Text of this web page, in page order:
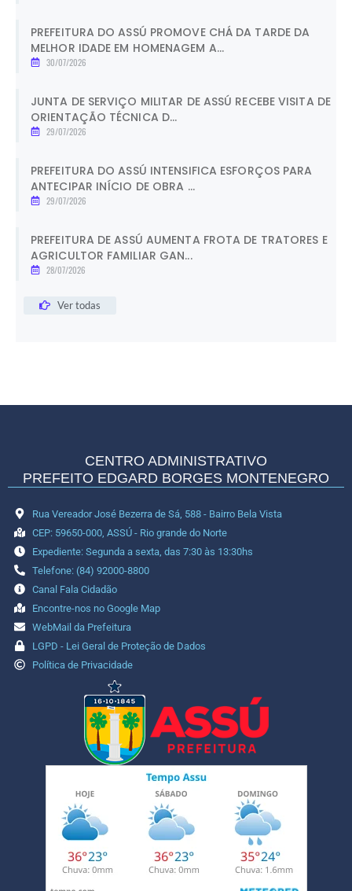
PREFEITURA DO ASSÚ PROMOVE CHÁ DA TARDE DA
MELHOR IDADE EM HOMENAGEM A...
30/07/2026
JUNTA DE SERVIÇO MILITAR DE ASSÚ RECEBE VISITA DE
ORIENTAÇÃO TÉCNICA D...
29/07/2026
PREFEITURA DO ASSÚ INTENSIFICA ESFORÇOS PARA
ANTECIPAR INÍCIO DE OBRA ...
29/07/2026
PREFEITURA DE ASSÚ AUMENTA FROTA DE TRATORES E
AGRICULTOR FAMILIAR GAN...
28/07/2026
Ver todas
CENTRO ADMINISTRATIVO
PREFEITO EDGARD BORGES MONTENEGRO
Rua Vereador José Bezerra de Sá, 588 - Bairro Bela Vista
CEP: 59650-000, ASSÚ - Rio grande do Norte
Expediente: Segunda a sexta, das 7:30 às 13:30hs
Telefone: (84) 92000-8800
Canal Fala Cidadão
Encontre-nos no Google Map
WebMail da Prefeitura
LGPD - Lei Geral de Proteção de Dados
Política de Privacidade